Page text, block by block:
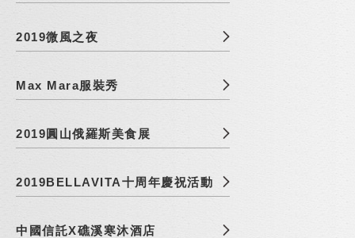
2019微風之夜
Max Mara服裝秀
2019圓山俄羅斯美食展
2019BELLAVITA十周年慶祝活動
中國信託X礁溪寒沐酒店